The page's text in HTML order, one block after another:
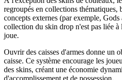
regroupés en collections thématiques,
concepts externes (par exemple,
collection du skin drop n'est pas liée
joue.
Ouvrir des caisses d'armes donne un
caisse. Ce système encourage les
des skins, créant une économie
d'accomplissement et de possession.